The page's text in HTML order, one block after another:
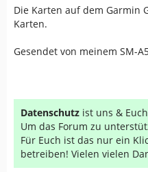
Die Karten auf dem Garmin
Karten.
Gesendet von meinem SM-
Datenschutz ist uns &
Um das Forum zu
Für Euch ist das nur ein
betreiben! Vielen vielen